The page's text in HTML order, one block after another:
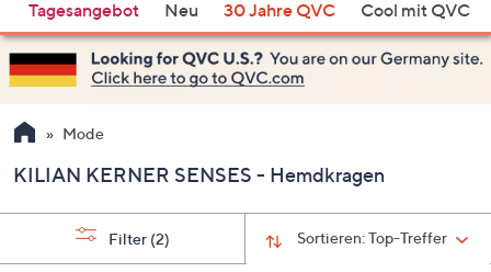
du
heute?
Vorschläge
verfügbar
sind,
verwenden
Sie
Pfeiltasten
nach
und
Tagesangebot Neu 30 Jahre QVC Cool mit QVC
Mode
KILIAN KERNER SENSES - Hemdkragen
Sortieren:Top-Treffer
Filter (2)